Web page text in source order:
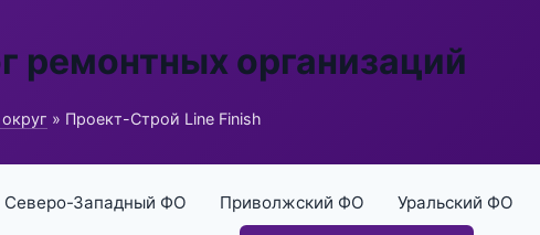
ремонтных организаций
» Проект-Строй Line Finish
Северо-Западный ФО Приволжский ФО Уральский ФО